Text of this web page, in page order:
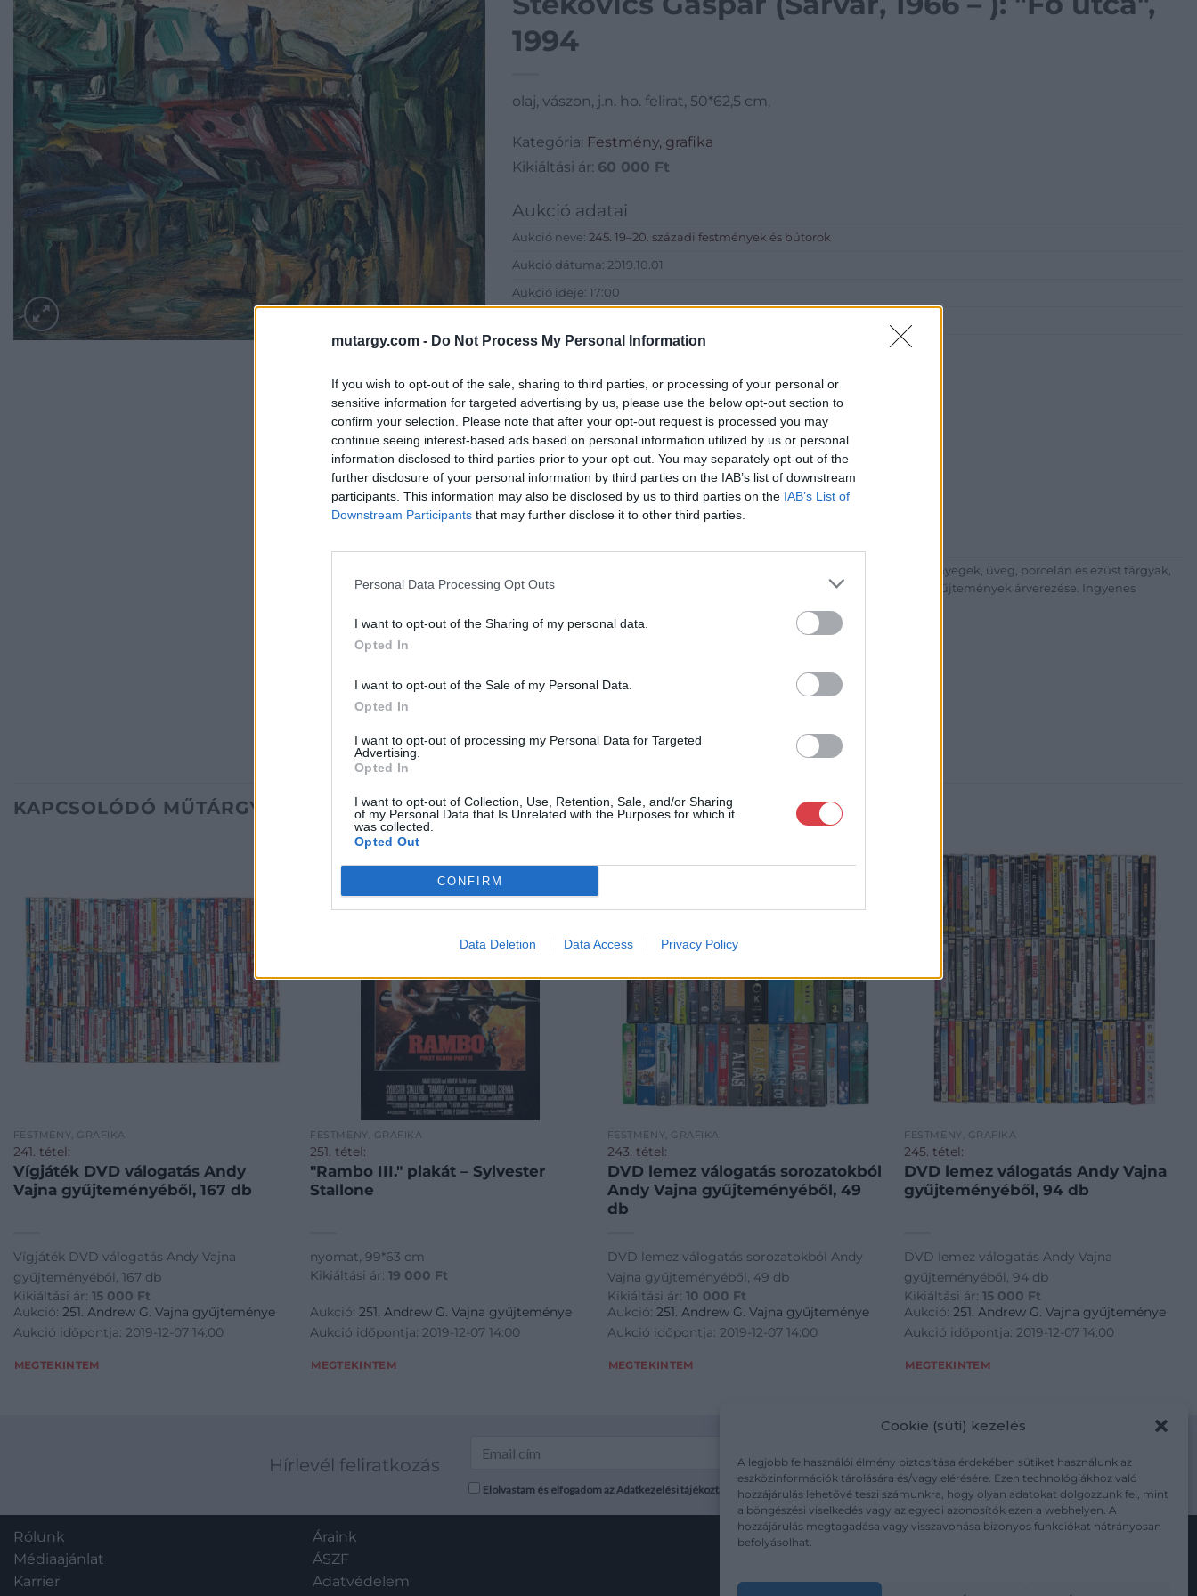
mutargy.com - Do Not Process My Personal Information
If you wish to opt-out of the sale, sharing to third parties, or processing of your personal or
sensitive information for targeted advertising by us, please use the below opt-out section to
confirm your selection. Please note that after your opt-out request is processed you may
continue seeing interest-based ads based on personal information utilized by us or personal
information disclosed to third parties prior to your opt-out. You may separately opt-out of the
further disclosure of your personal information by third parties on the IAB’s list of downstream
participants. This information may also be disclosed by us to third parties on the IAB’s List of
Downstream Participants that may further disclose it to other third parties.
Personal Data Processing Opt Outs
I want to opt-out of the Sharing of my personal data.
Opted In
I want to opt-out of the Sale of my Personal Data.
Opted In
I want to opt-out of processing my Personal Data for Targeted
Advertising.
Opted In
I want to opt-out of Collection, Use, Retention, Sale, and/or Sharing
of my Personal Data that Is Unrelated with the Purposes for which it
was collected.
Opted Out
CONFIRM
Data Deletion Data Access Privacy Policy
Cookie (süti) kezelés
A legjobb felhasználói élmény biztosítása érdekében sütiket használunk az
eszközinformációk tárolására és/vagy elérésére. Ezen technológiákhoz való
hozzájárulás lehetővé teszi számunkra, hogy olyan adatokat dolgozzunk fel, mint
a böngészési viselkedés vagy az egyedi azonosítók ezen a webhelyen. A
hozzájárulás megtagadása vagy visszavonása bizonyos funkciókat hátrányosan
befolyásolhat.
1994
olaj, vászon, j.n. ho. felirat, 50*62,5 cm,
Kategória: Festmény, grafika
Kikiáltási ár: 60 000 Ft
Aukció adatai
Aukció neve: 245. 19–20. századi festmények és bútorok
Aukció dátuma: 2019.10.01
Aukció ideje: 17:00
Tételszám: 103
Eladó adatai
Eladó:Nagyházi Galéria és Aukciósház
Cím: Müller Márta
Nagyházi Galéria és Aukciósház Kft.
Telefon: +361 475 6000 +361 4756005
Bemutatkozás: Magas színvonalú festmények és műtárgyak, bútorok, szőnyegek, üveg, porcelán és ezüst tárgyak,
ékszerek, néprajzi tárgyak értékesítése és aukcionálása. Hagyatékok és gyűjtemények árverezése. Ingyenes
KAPCSOLÓDÓ MŰTÁRGYAK
FESTMÉNY, GRAFIKA
241. tétel:
Vígjáték DVD válogatás Andy
Vajna gyűjteményéből, 167 db
Vígjáték DVD válogatás Andy Vajna
gyűjteményéből, 167 db
Kikiáltási ár: 15 000 Ft
Aukció: 251. Andrew G. Vajna gyűjteménye
Aukció időpontja: 2019-12-07 14:00
MEGTEKINTEM
FESTMÉNY, GRAFIKA
251. tétel:
"Rambo III." plakát – Sylvester
Stallone
nyomat, 99*63 cm
Kikiáltási ár:19 000 Ft
Aukció:251. Andrew G. Vajna gyűjteménye
Aukció időpontja: 2019-12-07 14:00
MEGTEKINTEM
FESTMÉNY, GRAFIKA
243. tétel:
DVD lemez válogatás sorozatokból
Andy Vajna gyűjteményéből, 49
db
DVD lemez válogatás sorozatokból Andy
Vajna gyűjteményéből, 49 db
Kikiáltási ár: 10 000 Ft
Aukció: 251. Andrew G. Vajna gyűjteménye
Aukció időpontja: 2019-12-07 14:00
MEGTEKINTEM
FESTMÉNY, GRAFIKA
245. tétel:
DVD lemez válogatás Andy Vajna
gyűjteményéből, 94 db
DVD lemez válogatás Andy Vajna
gyűjteményéből, 94 db
Kikiáltási ár:15 000 Ft
Aukció:251. Andrew G. Vajna gyűjteménye
Aukció időpontja: 2019-12-07 14:00
MEGTEKINTEM
Hírlevél feliratkozás
Elolvastam és elfogadom az Adatkezelési tájékoztatót: mutargy.com/adatkezelesi-tajekoztato/
Rólunk
Médiaajánlat
Karrier
Áraink
ÁSZF
Adatvédelem